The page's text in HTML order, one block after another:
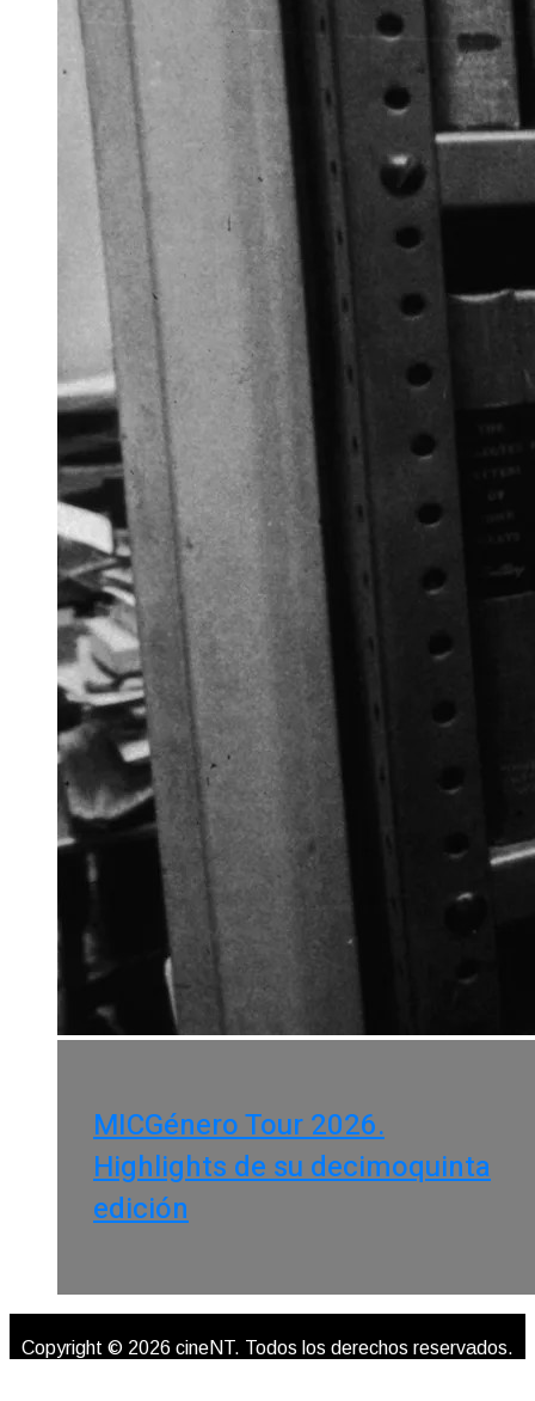
MICGénero Tour 2026.
Highlights de su decimoquinta
edición
Copyright © 2026 cineNT. Todos los derechos reservados.